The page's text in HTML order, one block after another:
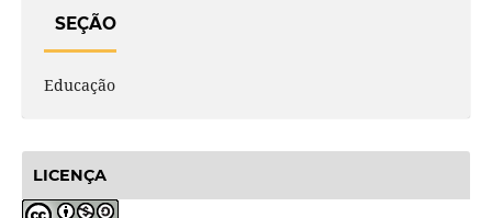
SEÇÃO
Educação
LICENÇA